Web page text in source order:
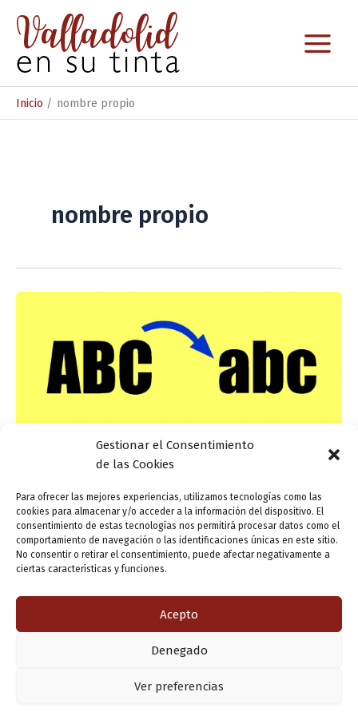
Gestionar el Consentimiento
de las Cookies
Para ofrecer las mejores experiencias, utilizamos tecnologías como las
cookies para almacenar y/o acceder a la información del dispositivo. El
consentimiento de estas tecnologías nos permitirá procesar datos como el
comportamiento de navegación o las identificaciones únicas en este sitio.
No consentir o retirar el consentimiento, puede afectar negativamente a
ciertas características y funciones.
Acepto
Denegado
Ver preferencias
contenido
Inicio nombre propio
nombre propio
El uso correcto de la mayúscula
ensutinta/12 febrero, 2018
He aquí un ‘refresco lingüístico’ muy pertinente pero
abocado a caer en saco roto… En español, sólo la
escribe con […]
Copyright © 2026 Valladolid en su titna